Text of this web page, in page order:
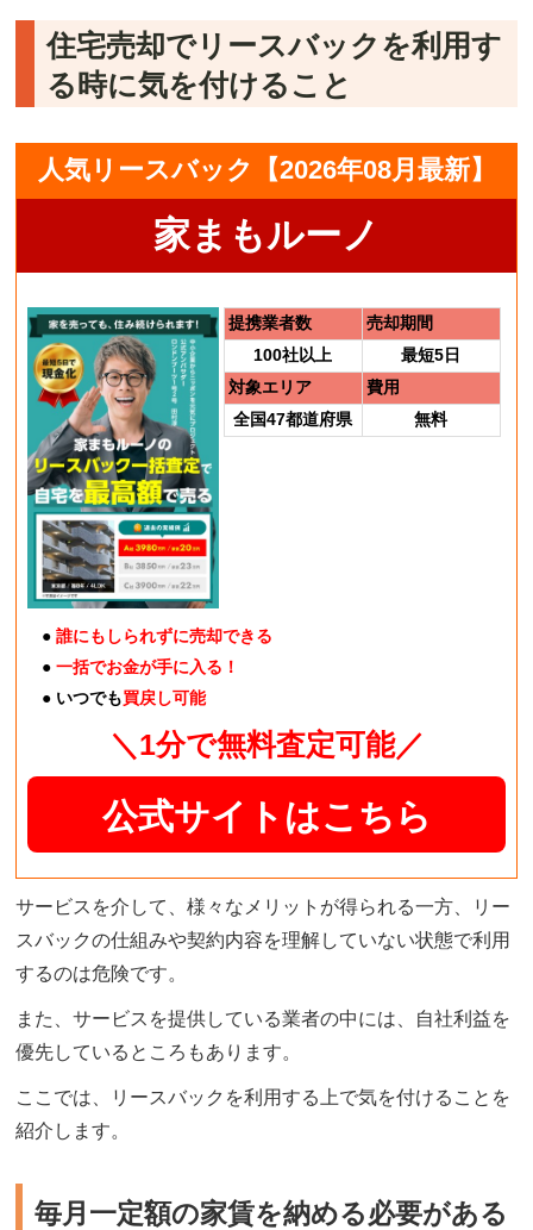
住宅売却でリースバックを利用す
る時に気を付けること
人気リースバック【2026年08月最新】
家まもルーノ
提携業者数
売却期間
100社以上
最短5日
対象エリア
費用
全国47都道府県
無料
● 誰にもしられずに売却できる
● 一括でお金が手に入る！
● いつでも買戻し可能
＼1分で無料査定可能／
公式サイトはこちら
サービスを介して、様々なメリットが得られる一方、リー
スバックの仕組みや契約内容を理解していない状態で利用
するのは危険です。
また、サービスを提供している業者の中には、自社利益を
優先しているところもあります。
ここでは、リースバックを利用する上で気を付けることを
紹介します。
毎月一定額の家賃を納める必要がある